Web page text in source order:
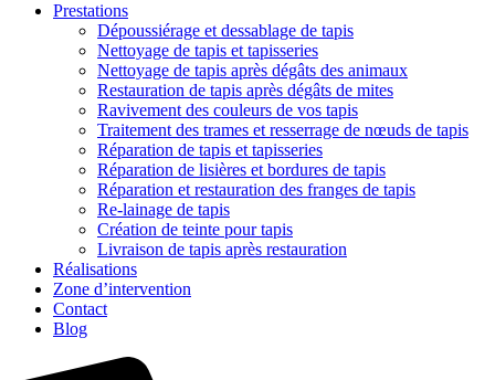
Prestations
Dépoussiérage et dessablage de tapis
Nettoyage de tapis et tapisseries
Nettoyage de tapis après dégâts des animaux
Restauration de tapis après dégâts de mites
Ravivement des couleurs de vos tapis
Traitement des trames et resserrage de nœuds de tapis
Réparation de tapis et tapisseries
Réparation de lisières et bordures de tapis
Réparation et restauration des franges de tapis
Re-lainage de tapis
Création de teinte pour tapis
Livraison de tapis après restauration
Réalisations
Zone d’intervention
Contact
Blog